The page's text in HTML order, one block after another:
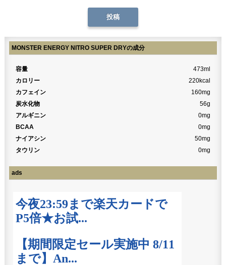
MONSTER ENERGY NITRO SUPER DRYの成分
容量
473ml
カロリー
220kcal
カフェイン
160mg
炭水化物
56g
アルギニン
0mg
BCAA
0mg
ナイアシン
50mg
タウリン
0mg
ads